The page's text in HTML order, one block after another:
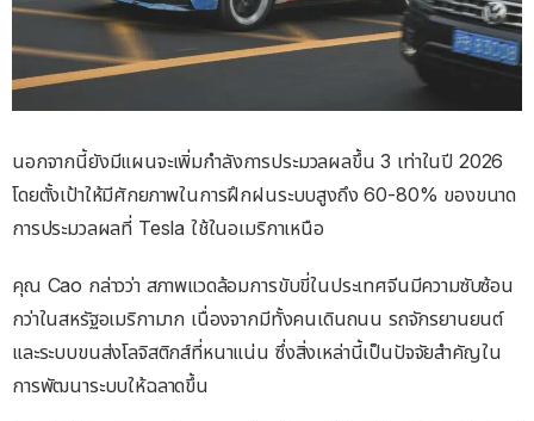
นอกจากนี้ยังมีแผนจะเพิ่มกำลังการประมวลผลขึ้น 3 เท่าในปี 2026
โดยตั้งเป้าให้มีศักยภาพในการฝึกฝนระบบสูงถึง 60-80% ของขนาด
การประมวลผลที่ Tesla ใช้ในอเมริกาเหนือ
คุณ Cao กล่าวว่า สภาพแวดล้อมการขับขี่ในประเทศจีนมีความซับซ้อน
กว่าในสหรัฐอเมริกามาก เนื่องจากมีทั้งคนเดินถนน รถจักรยานยนต์
และระบบขนส่งโลจิสติกส์ที่หนาแน่น ซึ่งสิ่งเหล่านี้เป็นปัจจัยสำคัญใน
การพัฒนาระบบให้ฉลาดขึ้น